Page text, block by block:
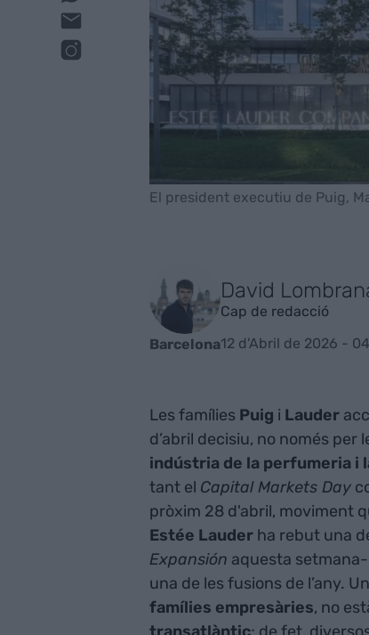
El president executiu de Puig,
David
Cap de redacció
Barcelona12 d'Abril de 2026 -
Les famílies Puig i Lauder
d’abril decisiu, no només
indústria de la perfumeria i
tant el Capital Markets Day
pròxim 28 d'abril, moviment
Estée Lauderha rebut una
Expansión aquesta
una de les fusions de l’any.
famílies empresàries, no